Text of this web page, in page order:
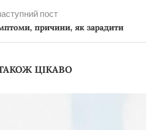
пост
причини, як зарадити
ЦІКАВО